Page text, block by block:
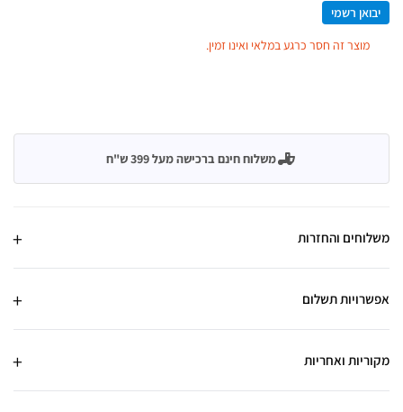
יבואן רשמי
מוצר זה חסר כרגע במלאי ואינו זמין.
משלוח חינם ברכישה מעל 399 ש"ח
משלוחים והחזרות
אפשרויות תשלום
מקוריות ואחריות